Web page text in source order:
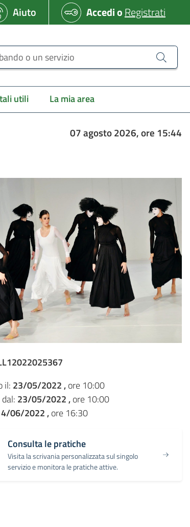
Aiuto AccedioRegistrati
o un servizio
utili La mia area
07 agosto 2026, ore 15:44
il: 23/05/2022 ,ore 10:00
23/05/2022 ,ore 10:00
06/2022 ,ore 16:30
Consulta le pratiche
Visita la scrivania personalizzata sul singolo
servizio e monitora le pratiche attive.